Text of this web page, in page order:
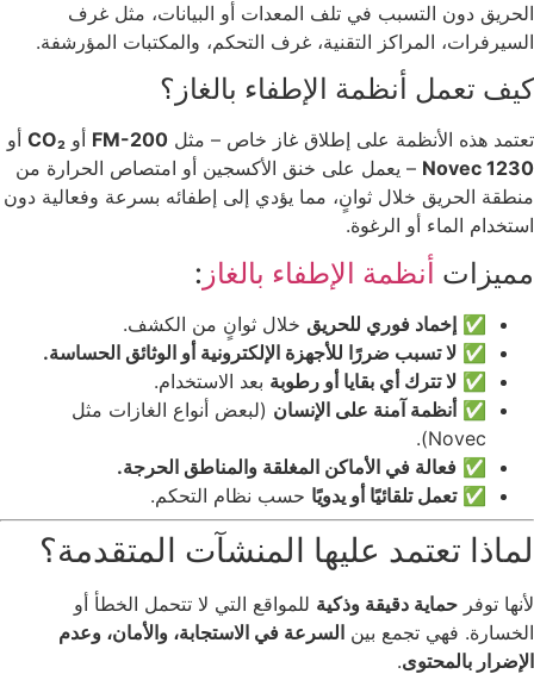
الحريق دون التسبب في تلف المعدات أو البيانات، مثل غرف
السيرفرات، المراكز التقنية، غرف التحكم، والمكتبات المؤرشفة.
كيف تعمل أنظمة الإطفاء بالغاز؟
تعتمد هذه الأنظمة على إطلاق غاز خاص – مثل FM-200 أو CO₂ أو
Novec 1230 – يعمل على خنق الأكسجين أو امتصاص الحرارة من
منطقة الحريق خلال ثوانٍ، مما يؤدي إلى إطفائه بسرعة وفعالية دون
استخدام الماء أو الرغوة.
مميزات أنظمة الإطفاء بالغاز :
✅ إخماد فوري للحريق خلال ثوانٍ من الكشف.
✅ لا تسبب ضررًا للأجهزة الإلكترونية أو الوثائق الحساسة.
✅ لا تترك أي بقايا أو رطوبة بعد الاستخدام.
✅أنظمة آمنة على الإنسان (لبعض أنواع الغازات مثل
Novec).
✅ فعالة في الأماكن المغلقة والمناطق الحرجة.
✅تعمل تلقائيًا أو يدويًا حسب نظام التحكم.
لماذا تعتمد عليها المنشآت المتقدمة؟
لأنها توفر حماية دقيقة وذكية للمواقع التي لا تتحمل الخطأ أو
الخسارة. فهي تجمع بين السرعة في الاستجابة، والأمان، وعدم
الإضرار بالمحتوى.